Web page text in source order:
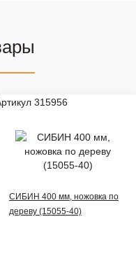
315956
СИБИН 400 мм, ножовка по
дереву (15055-40)